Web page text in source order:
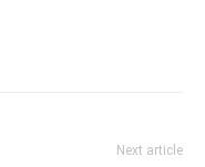
Next article